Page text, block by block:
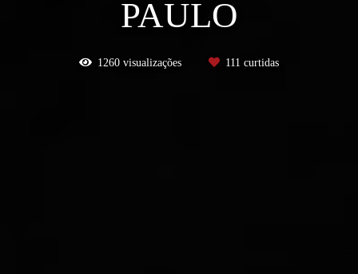
PAULO
1260 visualizações 111 curtidas